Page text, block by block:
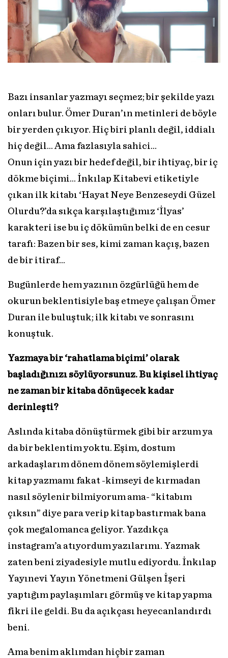
Bazı insanlar yazmayı seçmez; bir şekilde yazı
onları bulur. Ömer Duran’ın metinleri de böyle
bir yerden çıkıyor. Hiç biri planlı değil, iddialı
hiç değil... Ama fazlasıyla sahici…
Onun için yazı bir hedef değil, bir ihtiyaç, bir iç
dökme biçimi... İnkılap Kitabevi etiketiyle
çıkan ilk kitabı ‘Hayat Neye Benzeseydi Güzel
Olurdu?’da sıkça karşılaştığımız ‘İlyas’
karakteri ise bu iç dökümün belki de en cesur
tarafı: Bazen bir ses, kimi zaman kaçış, bazen
de bir itiraf…
Bugünlerde hem yazının özgürlüğü hem de
okurun beklentisiyle baş etmeye çalışan Ömer
Duran ile buluştuk; ilk kitabı ve sonrasını
konuştuk.
Yazmaya bir ‘rahatlama biçimi’ olarak
başladığınızı söylüyorsunuz. Bu kişisel ihtiyaç
ne zaman bir kitaba dönüşecek kadar
derinleşti?
Aslında kitaba dönüştürmek gibi bir arzum ya
da bir beklentim yoktu. Eşim, dostum
arkadaşlarım dönem dönem söylemişlerdi
kitap yazmamı fakat -kimseyi de kırmadan
nasıl söylenir bilmiyorum ama- “kitabım
çıksın” diye para verip kitap bastırmak bana
çok megalomanca geliyor. Yazdıkça
instagram’a atıyordum yazılarımı. Yazmak
zaten beni ziyadesiyle mutlu ediyordu. İnkılap
Yayınevi Yayın Yönetmeni Gülşen İşeri
yaptığım paylaşımları görmüş ve kitap yapma
fikri ile geldi. Bu da açıkçası heyecanlandırdı
beni.
Ama benim aklımdan hiçbir zaman